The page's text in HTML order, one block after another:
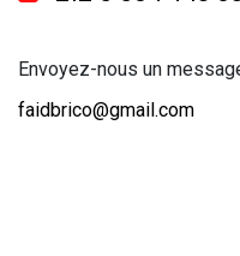
Envoyez-nous un
faidbrico@gmail.com